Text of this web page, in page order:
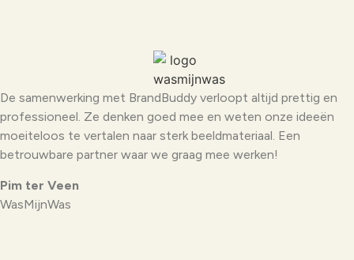
De samenwerking met BrandBuddy verloopt altijd prettig en
professioneel. Ze denken goed mee en weten onze ideeën
moeiteloos te vertalen naar sterk beeldmateriaal. Een
betrouwbare partner waar we graag mee werken!
Pim ter Veen
WasMijnWas